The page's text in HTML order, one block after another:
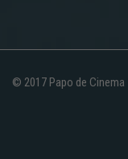
© 2017 Papo de Cinema